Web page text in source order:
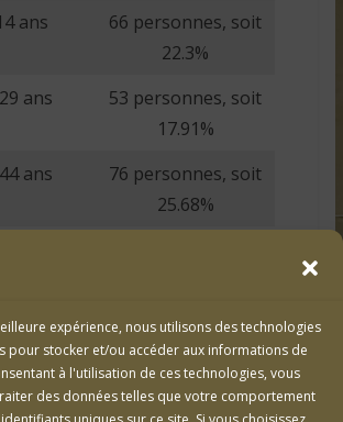
expérience, nous utilisons des technologies
pour stocker et/ou accéder aux informations de
à l'utilisation de ces technologies, vous
des données telles que votre comportement
ans
66 personnes, soit
22.3%
ans
53 personnes, soit
17.91%
ans
76 personnes, soit
25.68%
ans
ans
36 personnes, soit
12.16%
ans
6 personnes, soit